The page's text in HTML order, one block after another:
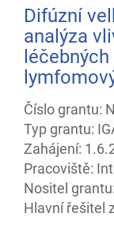
Difúzní
analýza
Číslo grantu:
Typ grantu:
Zahájení:
Pracoviště:
Nositel
Hlavní řešitel